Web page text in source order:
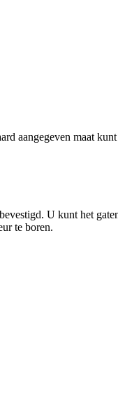
aangegeven maat
U kunt het
te boren.